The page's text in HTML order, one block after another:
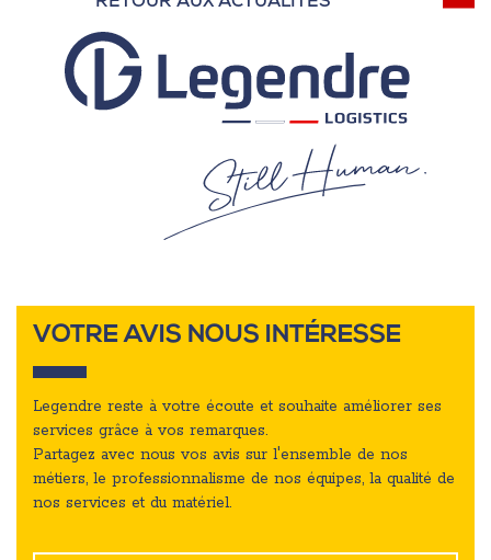
VOTRE AVIS NOUS INTÉRESSE
Legendre reste à votre écoute et souhaite améliorer ses
services grâce à vos remarques.
Partagez avec nous vos avis sur l'ensemble de nos
métiers, le professionnalisme de nos équipes, la qualité de
nos services et du matériel.